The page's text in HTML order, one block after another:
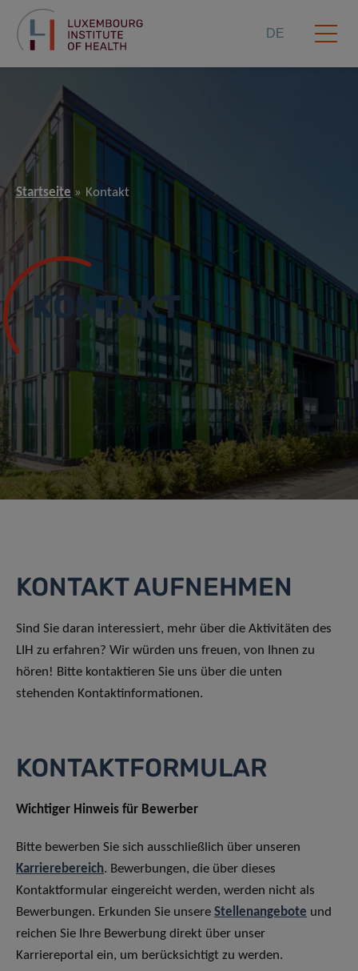
DE
Startseite Kontakt
KONTAKT
KONTAKT AUFNEHMEN
Sind Sie daran interessiert, mehr über die Aktivitäten des
LIH zu erfahren? Wir würden uns freuen, von Ihnen zu
hören! Bitte kontaktieren Sie uns über die unten
stehenden Kontaktinformationen.
KONTAKTFORMULAR
Wichtiger Hinweis für Bewerber
Bitte bewerben Sie sich ausschließlich über unseren
Karrierebereich. Bewerbungen, die über dieses
Kontaktformular eingereicht werden, werden nicht als
Bewerbungen. Erkunden Sie unsere Stellenangebote und
reichen Sie Ihre Bewerbung direkt über unser
Karriereportal ein, um berücksichtigt zu werden.